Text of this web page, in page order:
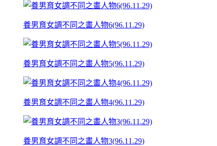
養男育女調不同之畫人物6(96.11.29)
養男育女調不同之畫人物5(96.11.29)
養男育女調不同之畫人物4(96.11.29)
養男育女調不同之畫人物3(96.11.29)